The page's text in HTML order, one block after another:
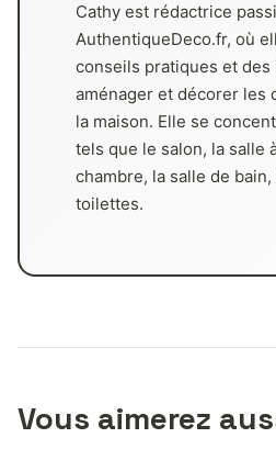
Cathy est rédactrice
AuthentiqueDeco.fr, où
conseils pratiques et des
aménager et décorer les
la maison. Elle se
tels que le salon, la salle
chambre, la salle de
toilettes.
Vous aimerez